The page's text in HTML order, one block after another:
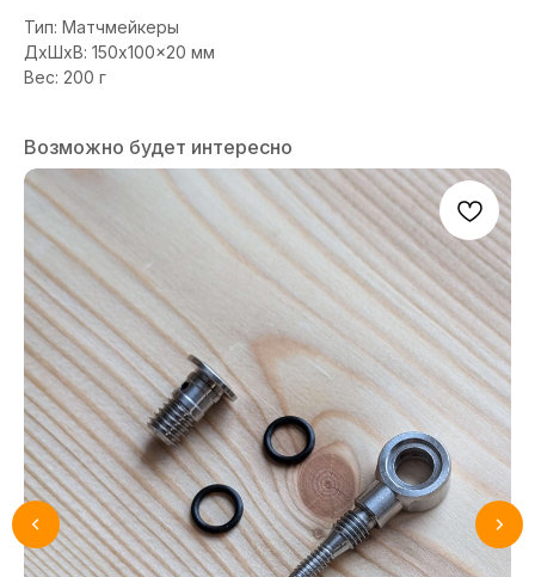
Тип: Матчмейкеры
ДxШxВ: 150x100x20 мм
Вес: 200 г
Возможно будет интересно